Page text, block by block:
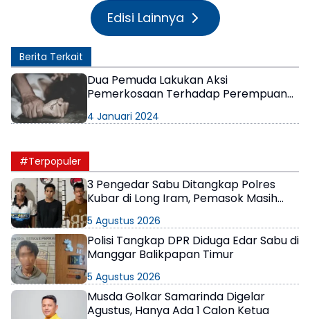
Edisi Lainnya
Berita Terkait
Dua Pemuda Lakukan Aksi
Pemerkosaan Terhadap Perempuan
4 Januari 2024
#Terpopuler
3 Pengedar Sabu Ditangkap Polres
Kubar di Long Iram, Pemasok Masih
5 Agustus 2026
Polisi Tangkap DPR Diduga Edar Sabu di
Manggar Balikpapan Timur
5 Agustus 2026
Musda Golkar Samarinda Digelar
Agustus, Hanya Ada 1 Calon Ketua